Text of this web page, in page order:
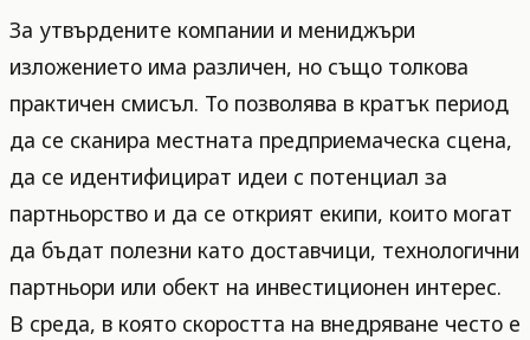
За утвърдените компании и мениджъри
изложението има различен, но също толкова
практичен смисъл. То позволява в кратък период
да се сканира местната предприемаческа сцена,
да се идентифицират идеи с потенциал за
партньорство и да се открият екипи, които могат
да бъдат полезни като доставчици, технологични
партньори или обект на инвестиционен интерес.
В среда, в която скоростта на внедряване често е